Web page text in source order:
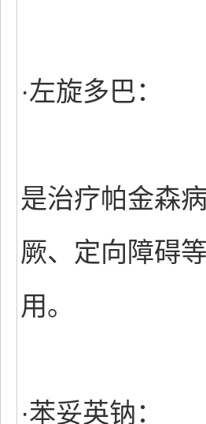
·左旋多巴：
是治疗帕金森
厥、定向障碍
用。
·苯妥英钠：